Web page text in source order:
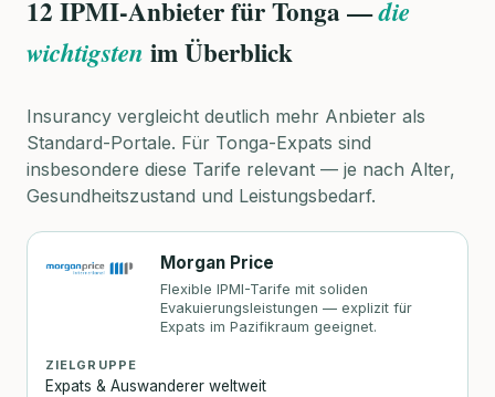
12 IPMI-Anbieter für Tonga —die
wichtigsten im Überblick
Insurancy vergleicht deutlich mehr Anbieter als
Standard-Portale. Für Tonga-Expats sind
insbesondere diese Tarife relevant — je nach Alter,
Gesundheitszustand und Leistungsbedarf.
Morgan Price
Flexible IPMI-Tarife mit soliden
Evakuierungsleistungen — explizit für
Expats im Pazifikraum geeignet.
ZIELGRUPPE
Expats & Auswanderer weltweit